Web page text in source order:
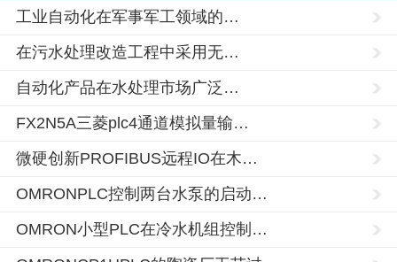
工业自动化在军事军工领域的…
在污水处理改造工程中采用无…
自动化产品在水处理市场广泛…
FX2N5A三菱plc4通道模拟量输…
微硬创新PROFIBUS远程IO在木…
OMRONPLC控制两台水泵的启动…
OMRON小型PLC在冷水机组控制…